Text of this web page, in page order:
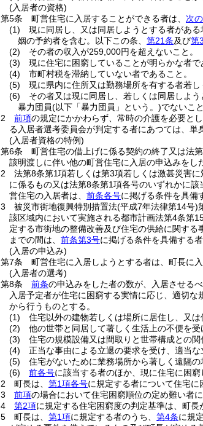
(入居者の資格)
第5条
町営住宅に入居することができる者は、 次
(1)
現に同居し、又は同居しようとする者があ
姻の予約者を含む。以下この条、 第21条及び第
(2)
その者の収入が259,000円を超えないこと。
(3)
現に住宅に困窮していることが明らかな者で
(4)
市町村税を滞納していない者であること。
(5)
現に県内に住所又は勤務場所を有する者若
(6)
その者又は現に同居し、若しくは同居しよ
暴力団員(以下「暴力団員」という。)でないこと
2
前項の規定にかかわらず、常時の介護を必要と
る入居者選考委員会が判定する者にあつては、単
(入居者資格の特例)
第6条
町営住宅の借上げに係る契約の終了又は法
該明渡しに伴い他の町営住宅に入居の申込みをし
2
法第8条第1項若しくは第3項若しくは激甚災害
に係るもの又は法第8条第1項各号のいずれかに
営住宅の入居者は、 前条各号に掲げる条件を具備
3
被災市街地復興特別措置法(平成7年法律第14号)
該区域内において実施される都市計画法第4条第
定する市街地の整備改善及び住宅の供給に関す
までの間は、 前条第3号に掲げる条件を具備する
(入居の申込み)
第7条
町営住宅に入居しようとする者は、町長に
(入居者の選考)
第8条
前条の申込みをした者の数が、入居させる
入居予定者が住宅に困窮する実情に応じ、適切
から行うものとする。
(1)
住宅以外の建物若しくは場所に居住し、又
(2)
他の世帯と同居して著しく生活上の不便を
(3)
住宅の規模設備又は間取りと世帯構成との
(4)
正当な事由による立退の要求を受け、適当
(5)
住宅がないために業務場所から著しく遠隔
(6)
前各号に該当する者のほか、現に住宅に困
2
町長は、 第1項各号に規定する者について住宅に
3
前項の場合において住宅困窮順位の定め難い者
4
第2項に規定する住宅困窮度の判定基準は、町
5
町長は、 第1項に規定する者のうち、 第4条に規